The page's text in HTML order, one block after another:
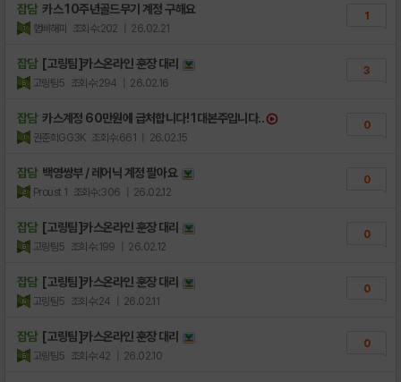
잡담 카스 10주년골드무기 계정 구해요
햅삐해피 조회수:202 | 26.02.21
1
잡담 [고링팀]카스온라인 훈장 대리
고링팀5 조회수:294 | 26.02.16
3
잡담 카스계정 60만원에 급처합니다! 1대본주입니다..
권준희GG3K 조회수:661 | 26.02.15
0
잡담 백영쌍부 / 레어닉 계정 팔아요
Proust 1 조회수:306 | 26.02.12
0
잡담 [고링팀]카스온라인 훈장 대리
고링팀5 조회수:199 | 26.02.12
0
잡담 [고링팀]카스온라인 훈장 대리
고링팀5 조회수:24 | 26.02.11
0
잡담 [고링팀]카스온라인 훈장 대리
고링팀5 조회수:42 | 26.02.10
0